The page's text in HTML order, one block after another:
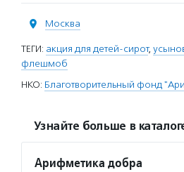
Москва
ТЕГИ: акция для детей-сирот,
флешмоб
НКО: Благотворительный фонд
Узнайте больше в
Арифметика добра